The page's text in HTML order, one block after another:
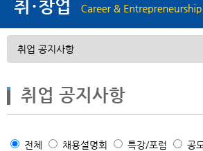
취업 공지사항
전체 채용설명회 특강/포럼 공